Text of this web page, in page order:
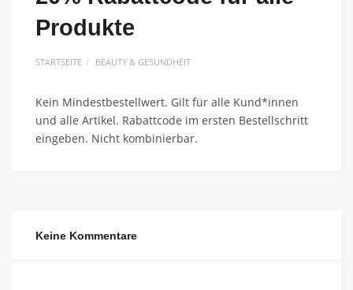
Produkte
STARTSEITE BEAUTY & GESUNDHEIT
Kein Mindestbestellwert. Gilt für alle Kund*innen
und alle Artikel. Rabattcode im ersten Bestellschritt
eingeben. Nicht kombinierbar.
Keine Kommentare